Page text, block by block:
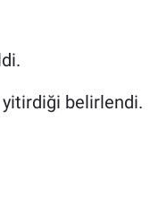
yitirdiği belirlendi.